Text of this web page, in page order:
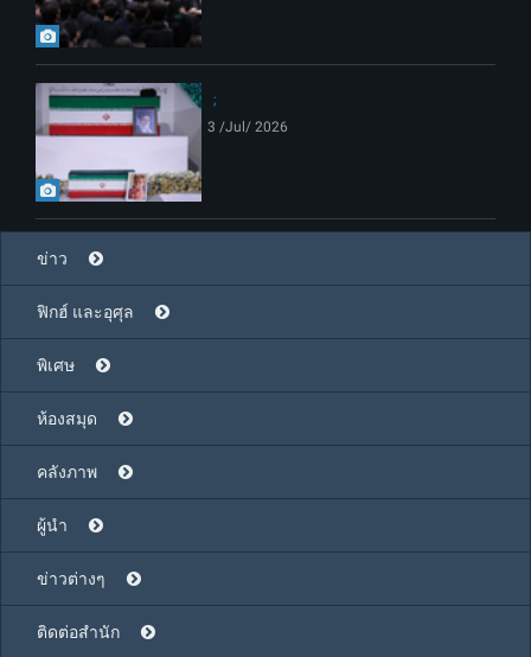
3 /Jul/ 2026
ข่าว
ฟิกฮ์ และอุศุล
พิเศษ
ห้องสมุด
คลังภาพ
ผู้นำ
ข่าวต่างๆ
ติดต่อสำนัก